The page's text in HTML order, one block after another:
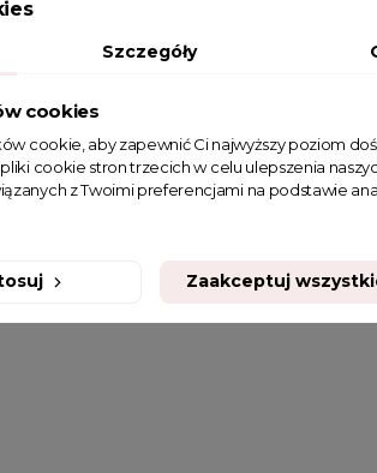
Szczegóły
cookies
cookie, aby zapewnić Ci najwyższy poziom
cookie stron trzecich w celu ulepszenia
z Twoimi preferencjami na podstawie
Zaakceptuj